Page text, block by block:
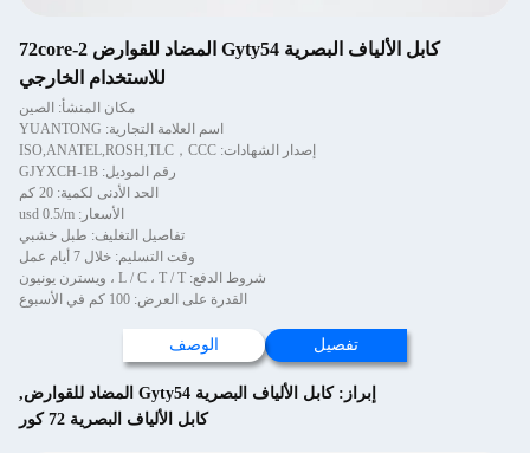
كابل الألياف البصرية Gyty54 المضاد للقوارض 2-72core
للاستخدام الخارجي
مكان المنشأ: الصين
اسم العلامة التجارية: YUANTONG
إصدار الشهادات: ISO,ANATEL,ROSH,TLC，CCC
رقم الموديل: GJYXCH-1B
الحد الأدنى لكمية: 20 كم
تفاصيل التغليف: طبل خشبي
وقت التسليم: خلال 7 أيام عمل
شروط الدفع: L / C ، T / T ، ويسترن يونيون
القدرة على العرض: 100 كم في الأسبوع
الوصف
كابل الألياف البصرية Gyty54 المضاد للقوارض
,
كابل الألياف البصرية 72 كور